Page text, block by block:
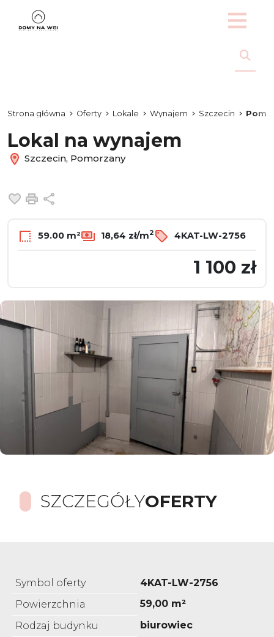
Strona główna Oferty Lokale Wynajem Szczecin
Lokal na wynajem
Szczecin, Pomorzany
Dodaj do ulubionych
Drukuj
59.00 m² 18,64 zł/m2 4KAT-LW-2756
1 100 zł
SZCZEGÓŁYOFERTY
Symbol oferty
4KAT-LW-2756
Powierzchnia
59,00 m²
Rodzaj budynku
biurowiec